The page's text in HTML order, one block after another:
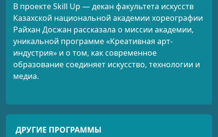
В проекте Skill Up — декан факультета искусств
Казахской национальной академии хореографии
Райхан Досжан рассказала о миссии академии,
уникальной программе «Креативная арт-
индустрия» и о том, как современное
образование соединяет искусство, технологии и
медиа.
ДРУГИЕ ПРОГРАММЫ